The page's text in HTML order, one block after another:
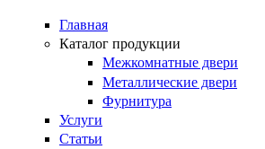
Главная
Каталог продукции
Межкомнатные двери
Металлические двери
Фурнитура
Услуги
Статьи